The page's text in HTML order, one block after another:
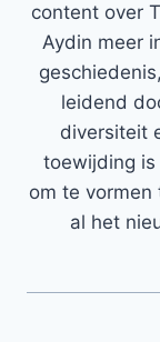
content over
Aydin meer
leidend
diversiteit
toewijding
om te
al het